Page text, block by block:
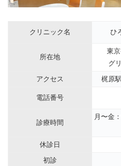
クリニック名 ひ
所在地
東
グ
アクセス
梶原
電話番号
診療時間
月〜金
休診日
初診